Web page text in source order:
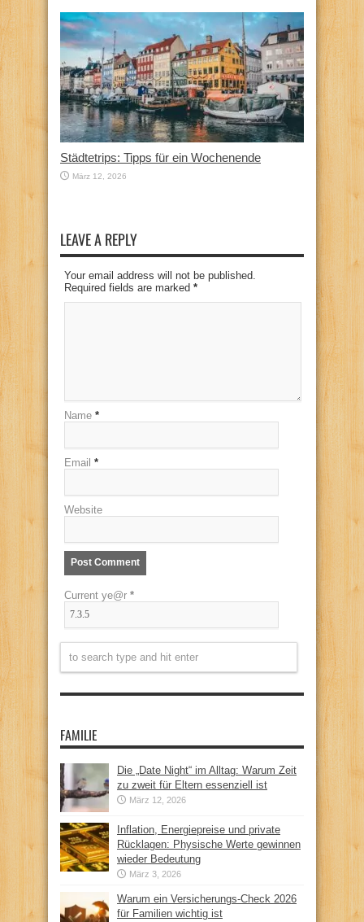
Städtetrips: Tipps für ein Wochenende
März 12, 2026
LEAVE A REPLY
Your email address will not be published.
Required fields are marked *
Name *
Email *
Website
Current ye@r *
FAMILIE
Die „Date Night“ im Alltag: Warum Zeit
zu zweit für Eltern essenziell ist
März 12, 2026
Inflation, Energiepreise und private
Rücklagen: Physische Werte gewinnen
wieder Bedeutung
März 3, 2026
Warum ein Versicherungs-Check 2026
für Familien wichtig ist